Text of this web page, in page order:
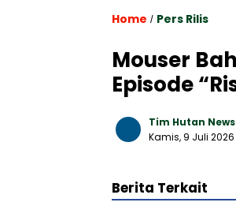
Home / Pers Rilis
Mouser
Episode
Tim Hutan News
Kamis, 9 Juli 2026
Berita Terkait